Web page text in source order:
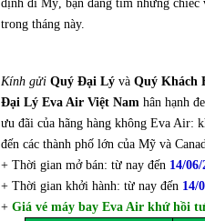
định đi Mỹ, bạn đang tìm những
trong tháng này.
Kính gửi Quý Đại Lý và Quý Khách
Đại Lý Eva Air Việt Nam hân hạnh
ưu đãi của hãng hàng không Eva Air:
đến các thành phố lớn của Mỹ và
+ Thời gian mở bán: từ nay đến 14/06/
+ Thời gian khởi hành: từ nay đến 14/
+ Giá vé máy bay Eva Air khứ hồi